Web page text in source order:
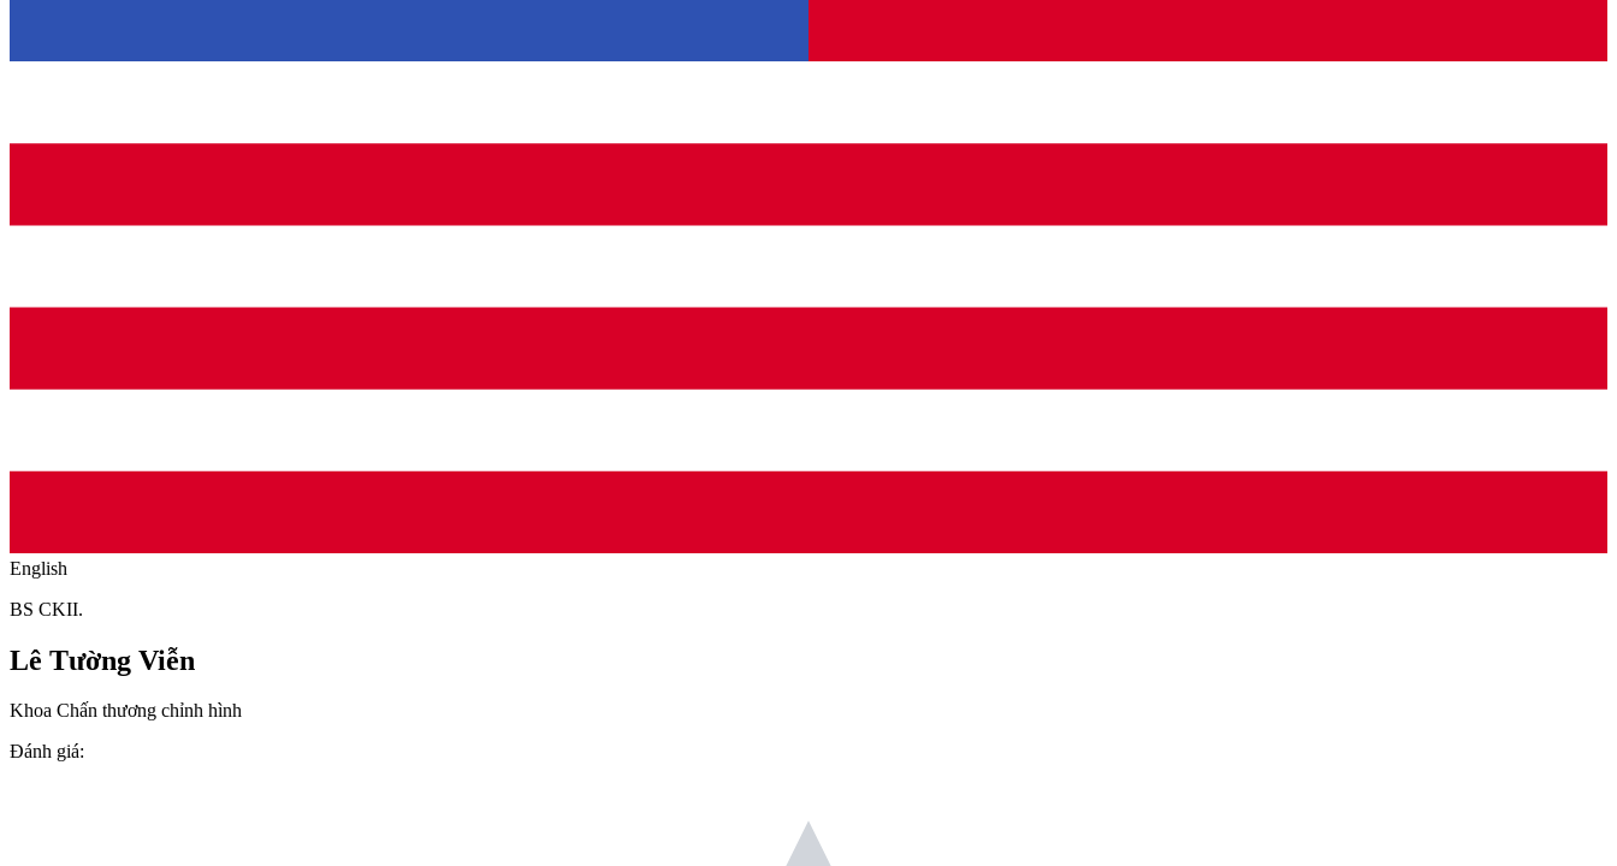
English
BS CKII.
Lê Tường Viễn
Khoa Chấn thương chỉnh hình
Đánh giá: